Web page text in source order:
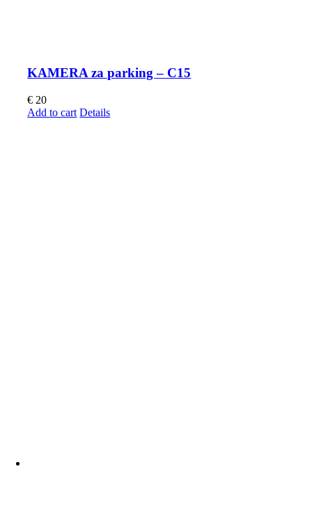
KAMERA za parking – C15
€ 20
Add to cart Details